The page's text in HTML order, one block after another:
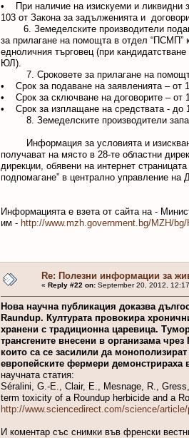
• При наличие на изискуеми и ликвидни
103 от Закона за задълженията и
6. Земеделските производители
за прилагане на помощта в отдел
едноличния търговец (при
ЮЛ).
7. Сроковете за прилагане на
• Срок за подаване на заявленията – от
• Срок за сключване на договорите – от
• Срок за изплащане на средствата - до
8. Земеделските производители
Информация за условията и
получават на място в 28-те областни
дирекции, обявени на интернет
подпомагане” в централно управление на
Информацията е взета от сайта на -
им - http://www.mzh.government.bg/MZH/
Re: Полезни информации за
« Reply #22 on:September 20, 2012,
Нова научна публикация доказва
Raundup. Културата провокира
хранени с традиционна царевица.
трансгените внесени в организама
които са се засилили да
европейските фермери
научната статия:
Séralini, G.-E., Clair, E., Mesnage, R.,
term toxicity of a Roundup herbicide and a
http://www.sciencedirect.com/science/
И коментар със снимки във френски